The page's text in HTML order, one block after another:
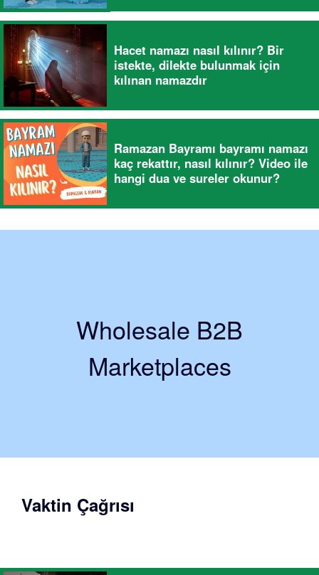
Hacet namazı nasıl kılınır? Bir
istekte, dilekte bulunmak için
kılınan namazdır
Ramazan Bayramı bayramı namazı
kaç rekattır, nasıl kılınır? Video ile
hangi dua ve sureler okunur?
Wholesale B2B
Marketplaces
Vaktin Çağrısı